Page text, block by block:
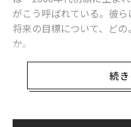
がこう呼ばれている。彼
将来の目標について、ど
か。
そこで、Z世代にみられる
就職に関するコンサルテ
000人を対象に調査した結
続